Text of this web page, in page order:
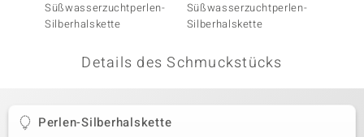
Collection
Süßwasserzuchtperlen-
Silberhalskette
Süßwasserzuchtperlen-
Silberhalskette
Details des Schmuckstücks
Perlen-Silberhalskette